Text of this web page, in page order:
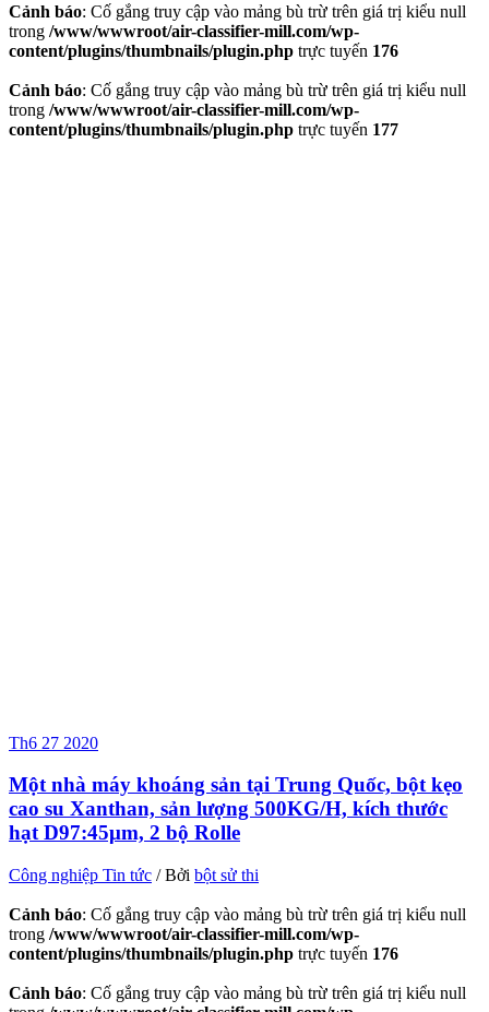
Cảnh báo: Cố gắng truy cập vào mảng bù trừ trên giá trị kiểu null
trong /www/wwwroot/air-classifier-mill.com/wp-
content/plugins/thumbnails/plugin.php trực tuyến 176
Cảnh báo: Cố gắng truy cập vào mảng bù trừ trên giá trị kiểu null
trong /www/wwwroot/air-classifier-mill.com/wp-
content/plugins/thumbnails/plugin.php trực tuyến 177
Th6 27 2020
Một nhà máy khoáng sản tại Trung Quốc, bột kẹo
cao su Xanthan, sản lượng 500KG/H, kích thước
hạt D97:45μm, 2 bộ Rolle
Công nghiệp Tin tức / Bởi bột sử thi
Cảnh báo: Cố gắng truy cập vào mảng bù trừ trên giá trị kiểu null
trong /www/wwwroot/air-classifier-mill.com/wp-
content/plugins/thumbnails/plugin.php trực tuyến 176
Cảnh báo: Cố gắng truy cập vào mảng bù trừ trên giá trị kiểu null